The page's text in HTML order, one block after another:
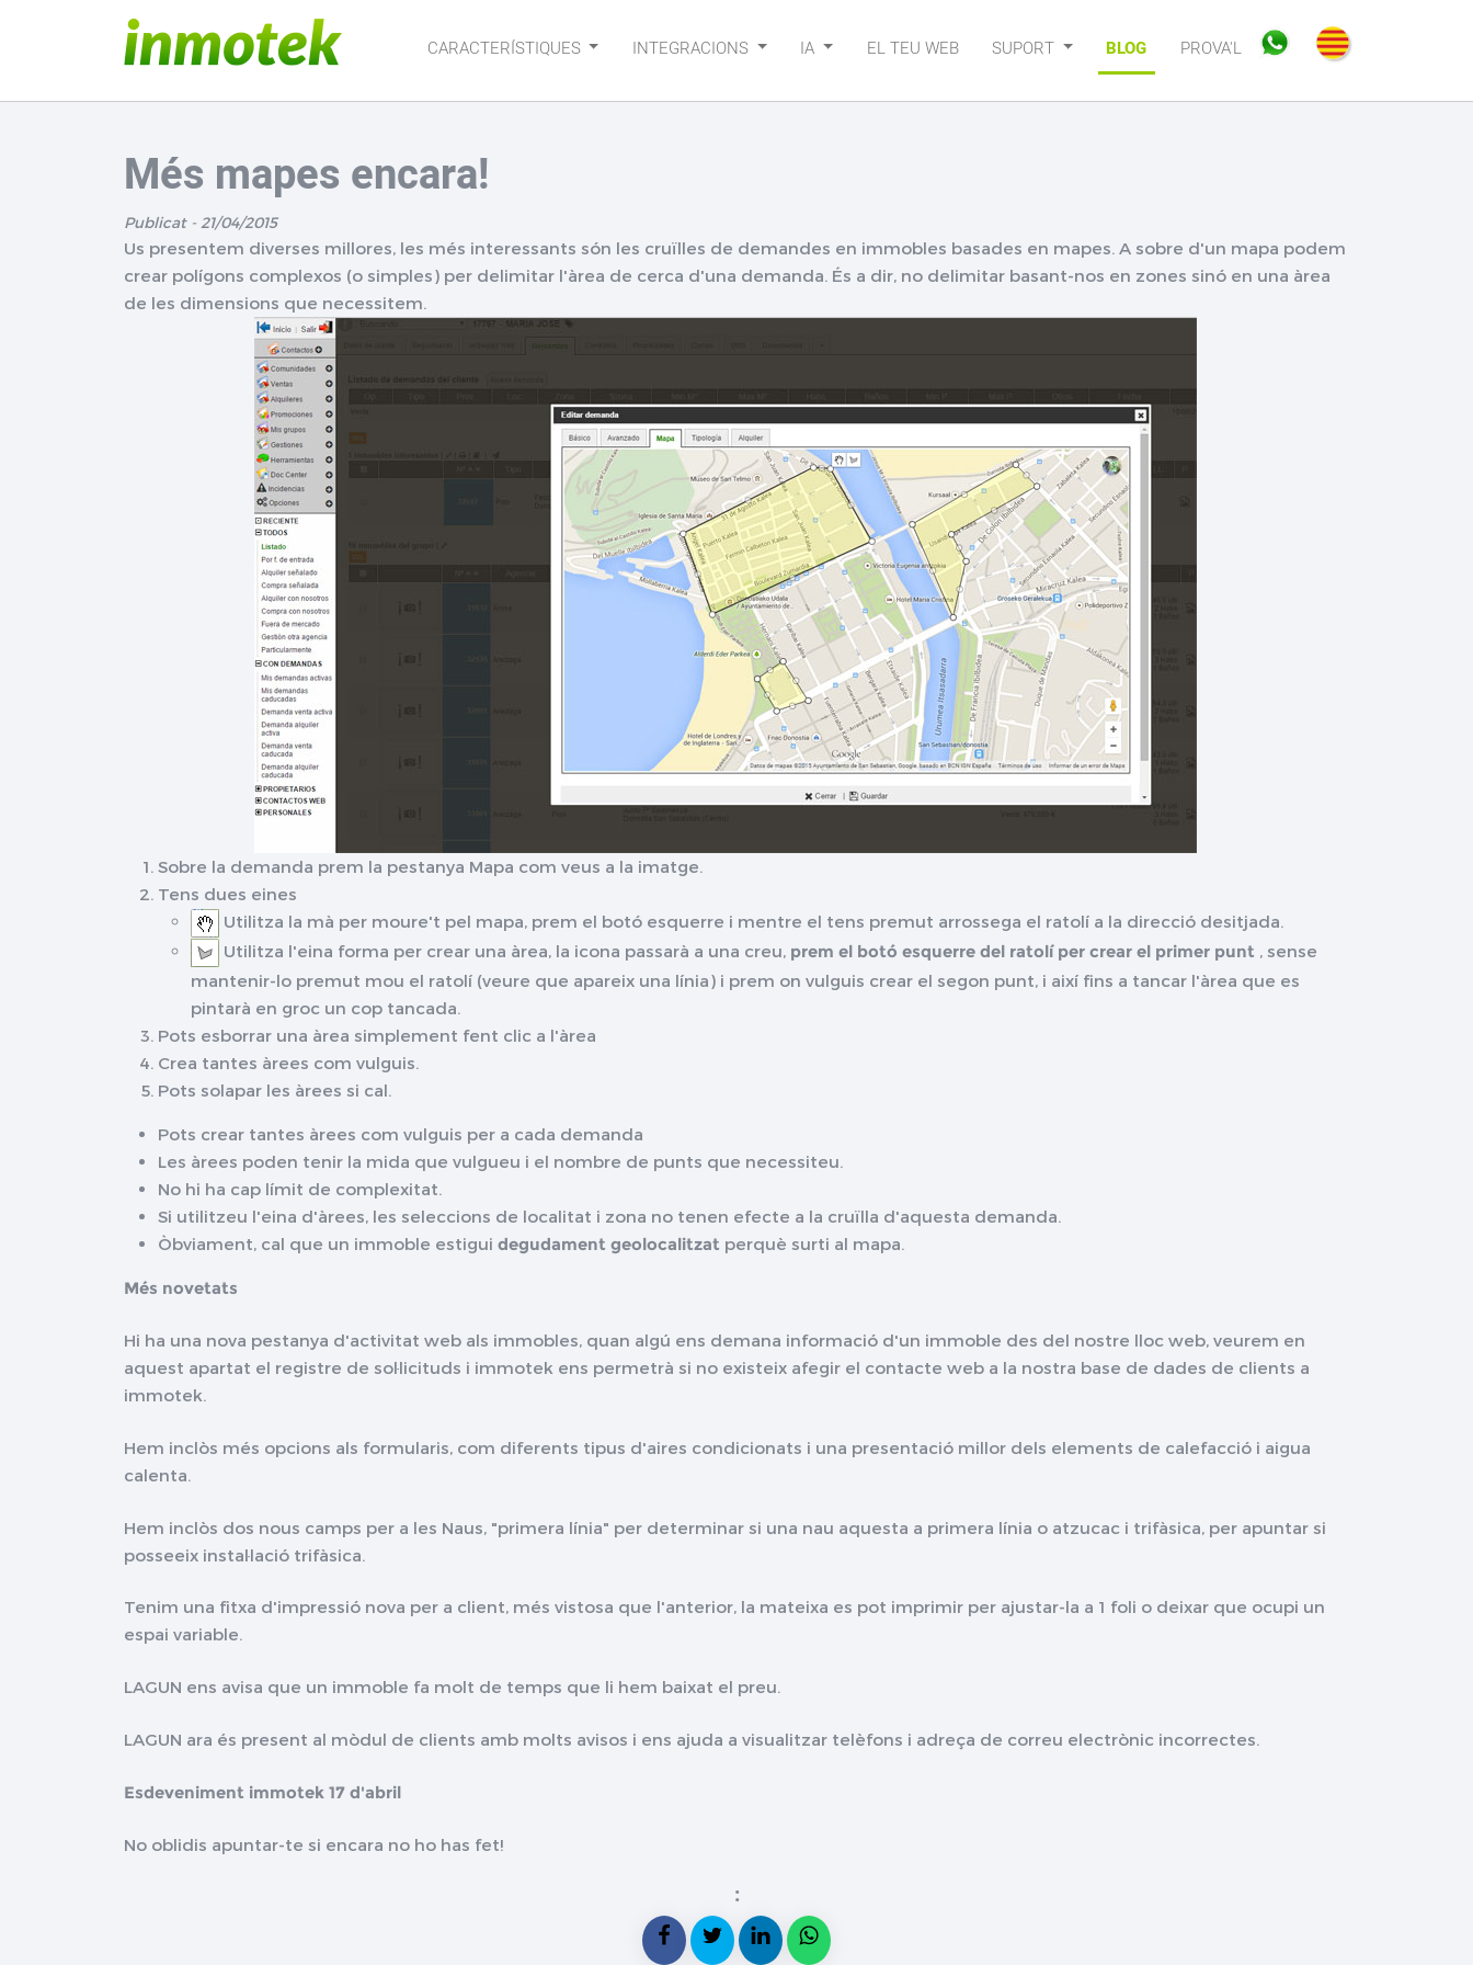
CARACTERÍSTIQUES INTEGRACIONS IA EL TEU WEB SUPORT BLOG PROVA'L
Més mapes encara!
Publicat - 21/04/2015
Us presentem diverses millores, les més interessants són les cruïlles de demandes en immobles basades en mapes. A sobre d'un mapa podem
crear polígons complexos (o simples) per delimitar l'àrea de cerca d'una demanda. És a dir, no delimitar basant-nos en zones sinó en una àrea
de les dimensions que necessitem.
Sobre la demanda prem la pestanya Mapa com veus a la imatge.
Tens dues eines
Utilitza la mà per moure't pel mapa, prem el botó esquerre i mentre el tens premut arrossega el ratolí a la direcció desitjada.
Utilitza l'eina forma per crear una àrea, la icona passarà a una creu, prem el botó esquerre del ratolí per crear el primer punt , sense
mantenir-lo premut mou el ratolí (veure que apareix una línia) i prem on vulguis crear el segon punt, i així fins a tancar l'àrea que es
pintarà en groc un cop tancada.
Pots esborrar una àrea simplement fent clic a l'àrea
Crea tantes àrees com vulguis.
Pots solapar les àrees si cal.
Pots crear tantes àrees com vulguis per a cada demanda
Les àrees poden tenir la mida que vulgueu i el nombre de punts que necessiteu.
No hi ha cap límit de complexitat.
Si utilitzeu l'eina d'àrees, les seleccions de localitat i zona no tenen efecte a la cruïlla d'aquesta demanda.
Òbviament, cal que un immoble estigui degudament geolocalitzat perquè surti al mapa.
Més novetats
Hi ha una nova pestanya d'activitat web als immobles, quan algú ens demana informació d'un immoble des del nostre lloc web, veurem en
aquest apartat el registre de sol·licituds i immotek ens permetrà si no existeix afegir el contacte web a la nostra base de dades de clients a
immotek.
Hem inclòs més opcions als formularis, com diferents tipus d'aires condicionats i una presentació millor dels elements de calefacció i aigua
calenta.
Hem inclòs dos nous camps per a les Naus, "primera línia" per determinar si una nau aquesta a primera línia o atzucac i trifàsica, per apuntar si
posseeix instal·lació trifàsica.
Tenim una fitxa d'impressió nova per a client, més vistosa que l'anterior, la mateixa es pot imprimir per ajustar-la a 1 foli o deixar que ocupi un
espai variable.
LAGUN ens avisa que un immoble fa molt de temps que li hem baixat el preu.
LAGUN ara és present al mòdul de clients amb molts avisos i ens ajuda a visualitzar telèfons i adreça de correu electrònic incorrectes.
Esdeveniment immotek 17 d'abril
No oblidis apuntar-te si encara no ho has fet!
: